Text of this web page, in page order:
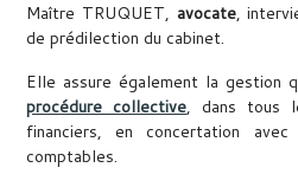
Maître TRUQUET, avocate,
de prédilection du cabinet.
Elle assure également la gestion
procédure collective, dans tous
financiers, en concertation
comptables.